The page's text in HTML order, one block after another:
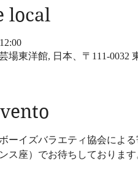
local
場東洋館, 日本、〒111-0032
ーイズバラエティ協会によ
ス座）でお待ちしております